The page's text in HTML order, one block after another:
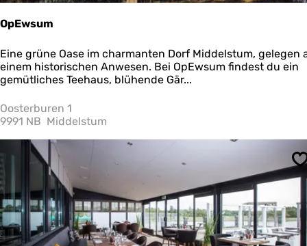
OpEwsum
O
p
E
s
u
Eine grüne Oase im charmanten Dorf Middelstum, gelegen
einem historischen Anwesen. Bei OpEwsum findest du ein
gemütliches Teehaus, blühende Gär...
Oosterburen 1
9991 NB Middelstum